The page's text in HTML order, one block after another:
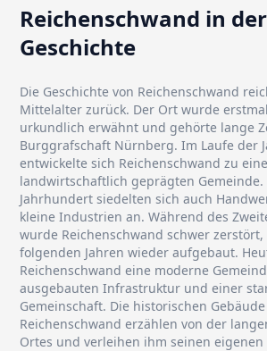
Reichenschwand in der
Geschichte
Die Geschichte von Reichenschwand
Mittelalter zurück. Der Ort wurde
urkundlich erwähnt und gehörte lange
Burggrafschaft Nürnberg. Im Laufe der
entwickelte sich Reichenschwand zu
landwirtschaftlich geprägten Gemeinde.
Jahrhundert siedelten sich auch
kleine Industrien an. Während des
wurde Reichenschwand schwer
folgenden Jahren wieder aufgebaut.
Reichenschwand eine moderne
ausgebauten Infrastruktur und einer
Gemeinschaft. Die historischen
Reichenschwand erzählen von der
Ortes und verleihen ihm seinen eigenen